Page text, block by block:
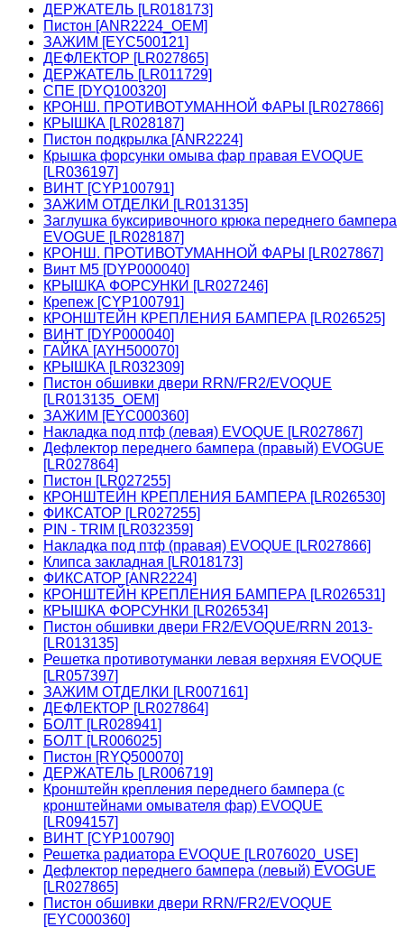
ДЕРЖАТЕЛЬ [LR018173]
Пистон [ANR2224_OEM]
ЗАЖИМ [EYC500121]
ДЕФЛЕКТОР [LR027865]
ДЕРЖАТЕЛЬ [LR011729]
СПЕ [DYQ100320]
КРОНШ. ПРОТИВОТУМАННОЙ ФАРЫ [LR027866]
КРЫШКА [LR028187]
Пистон подкрылка [ANR2224]
Крышка форсунки омыва фар правая EVOQUE
[LR036197]
ВИНТ [CYP100791]
ЗАЖИМ ОТДЕЛКИ [LR013135]
Заглушка буксиривочного крюка переднего бампера
EVOGUE [LR028187]
КРОНШ. ПРОТИВОТУМАННОЙ ФАРЫ [LR027867]
Винт М5 [DYP000040]
КРЫШКА ФОРСУНКИ [LR027246]
Крепеж [CYP100791]
КРОНШТЕЙН КРЕПЛЕНИЯ БАМПЕРА [LR026525]
ВИНТ [DYP000040]
ГАЙКА [AYH500070]
КРЫШКА [LR032309]
Пистон обшивки двери RRN/FR2/EVOQUE
[LR013135_OEM]
ЗАЖИМ [EYC000360]
Накладка под птф (левая) EVOQUE [LR027867]
Дефлектор переднего бампера (правый) EVOGUE
[LR027864]
Пистон [LR027255]
КРОНШТЕЙН КРЕПЛЕНИЯ БАМПЕРА [LR026530]
ФИКСАТОР [LR027255]
PIN - TRIM [LR032359]
Накладка под птф (правая) EVOQUE [LR027866]
Клипса закладная [LR018173]
ФИКСАТОР [ANR2224]
КРОНШТЕЙН КРЕПЛЕНИЯ БАМПЕРА [LR026531]
КРЫШКА ФОРСУНКИ [LR026534]
Пистон обшивки двери FR2/EVOQUE/RRN 2013-
[LR013135]
Решетка противотуманки левая верхняя EVOQUE
[LR057397]
ЗАЖИМ ОТДЕЛКИ [LR007161]
ДЕФЛЕКТОР [LR027864]
БОЛТ [LR028941]
БОЛТ [LR006025]
Пистон [RYQ500070]
ДЕРЖАТЕЛЬ [LR006719]
Кронштейн крепления переднего бампера (с
кронштейнами омывателя фар) EVOQUE
[LR094157]
ВИНТ [CYP100790]
Решетка радиатора EVOQUE [LR076020_USE]
Дефлектор переднего бампера (левый) EVOGUE
[LR027865]
Пистон обшивки двери RRN/FR2/EVOQUE
[EYC000360]